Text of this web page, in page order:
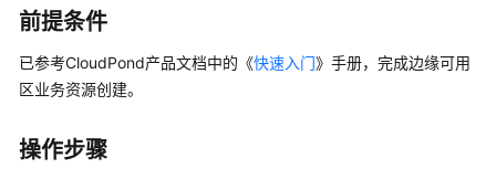
介
绍
计
说
明
前提条件
已参考CloudPond产品文档中的《快速入门》手册，完成边缘可用
区业务资源创建。
操作步骤